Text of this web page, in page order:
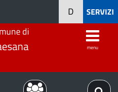
SERVIZI
D
di
menu